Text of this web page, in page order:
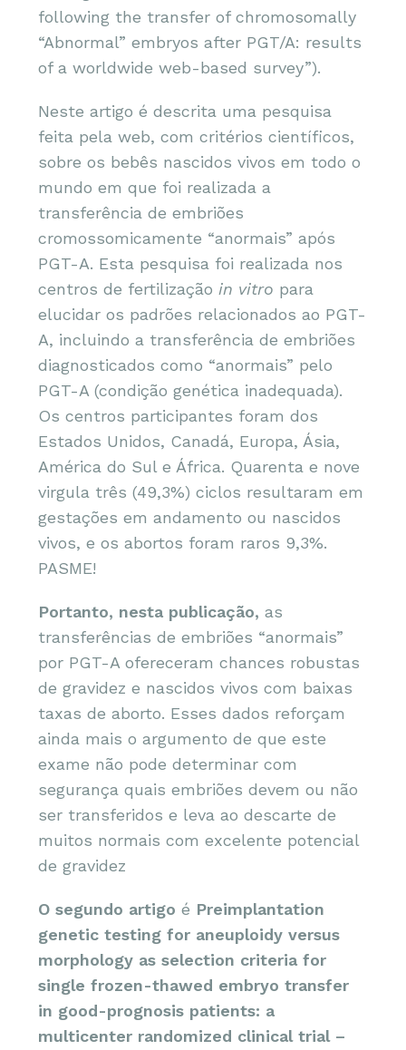
following the transfer of chromosomally
“Abnormal” embryos after PGT/A: results
of a worldwide web-based survey”).
Neste artigo é descrita uma pesquisa
feita pela web, com critérios científicos,
sobre os bebês nascidos vivos em todo o
mundo em que foi realizada a
transferência de embriões
cromossomicamente “anormais” após
PGT-A. Esta pesquisa foi realizada nos
centros de fertilização in vitro para
elucidar os padrões relacionados ao PGT-
A, incluindo a transferência de embriões
diagnosticados como “anormais” pelo
PGT-A (condição genética inadequada).
Os centros participantes foram dos
Estados Unidos, Canadá, Europa, Ásia,
América do Sul e África. Quarenta e nove
virgula três (49,3%) ciclos resultaram em
gestações em andamento ou nascidos
vivos, e os abortos foram raros 9,3%.
PASME!
Portanto, nesta publicação,as
transferências de embriões “anormais”
por PGT-A ofereceram chances robustas
de gravidez e nascidos vivos com baixas
taxas de aborto. Esses dados reforçam
ainda mais o argumento de que este
exame não pode determinar com
segurança quais embriões devem ou não
ser transferidos e leva ao descarte de
muitos normais com excelente potencial
de gravidez
O segundo artigo é Preimplantation
genetic testing for aneuploidy versus
morphology as selection criteria for
single frozen-thawed embryo transfer
in good-prognosis patients: a
multicenter randomized clinical trial –